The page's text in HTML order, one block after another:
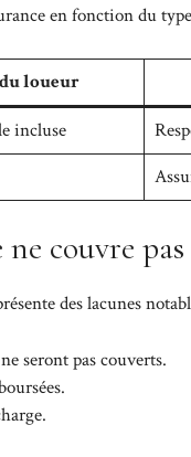
en fonction du
loueur
incluse
ne couvre
des lacunes
seront pas couverts.